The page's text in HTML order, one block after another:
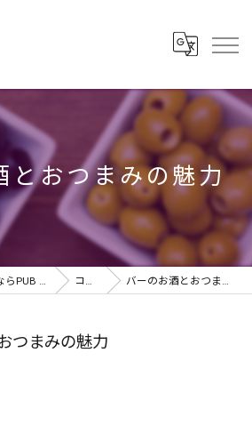
とおつまみの魅力
東京都西葛西のバーならPUB & BAR Lien コラム バーのお酒とおつまみの魅力
つまみの魅力